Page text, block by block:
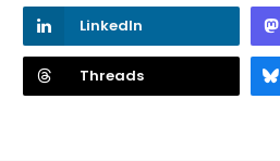
LinkedIn
Threads